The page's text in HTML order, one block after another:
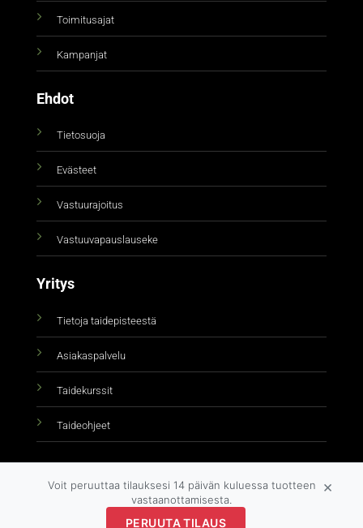
Toimitusajat
Kampanjat
Ehdot
Tietosuoja
Evästeet
Vastuurajoitus
Vastuuvapauslauseke
Yritys
Tietoja taidepisteestä
Asiakaspalvelu
Taidekurssit
Taideohjeet
Voit peruuttaa tilauksesi 14 päivän kuluessa tuotteen
vastaanottamisesta.
PERUUTA TILAUS
×